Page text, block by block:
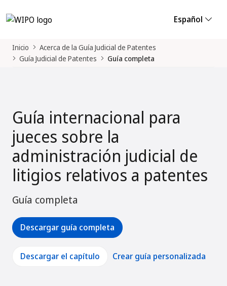
Español
Inicio
Acerca de la Guía Judicial de Patentes
Guía Judicial de Patentes
Guía completa
Guía internacional para
jueces sobre la
administración judicial de
litigios relativos a patentes
Guía completa
Descargar guía completa
Descargar el capítulo Crear guía personalizada